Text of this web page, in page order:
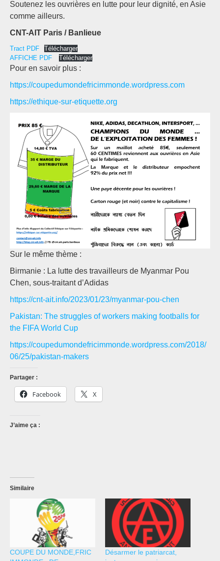
Soutenez les ouvrières en lutte pour leur dignité, en Asie
comme ailleurs.
CNT-AIT Paris / Banlieue
Tract PDF
Télécharger
AFFICHE PDF
Télécharger
Pour en savoir plus :
https://coupedumondefricimmonde.wordpress.com
https://ethique-sur-etiquette.org
Sur le même thème :
Birmanie : La lutte des travailleurs de Myanmar Pou
Chen, sous-traitant d’Adidas
https://cnt-ait.info/2023/01/23/myanmar-pou-chen
Pakistan: The struggles of workers making footballs for
the FIFA World Cup
https://coupedumondefricimmonde.wordpress.com/2018/
06/25/pakistan-makers
Partager :
Facebook X
J’aime ça :
Similaire
COUPE DU MONDE,FRIC
Désarmer le patriarcat,